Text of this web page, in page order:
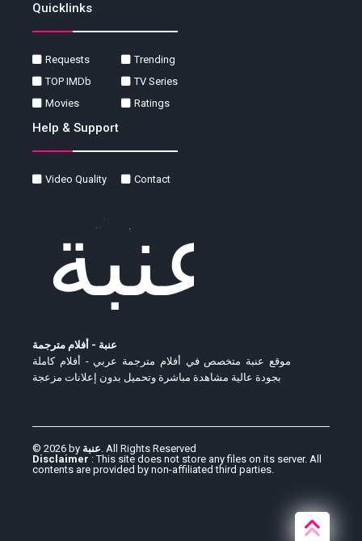
Quicklinks
Requests
Trending
TOP IMDb
TV Series
Movies
Ratings
Help & Support
Video Quality Contact
عنبة - أفلام مترجمة
موقع عنبة متخصص في أفلام مترجمة عربي - أفلام كاملة
بجودة عالية مشاهدة مباشرة وتحميل بدون إعلانات مزعجة
© 2026 by عنبة. All Rights Reserved
Disclaimer : This site does not store any files on its server. All
contents are provided by non-affiliated third parties.